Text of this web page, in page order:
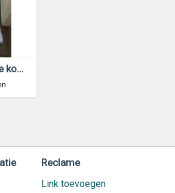
Keukenstoelen te koop
Reclame
Link toevoegen